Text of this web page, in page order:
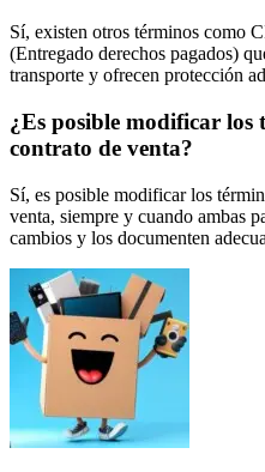
Sí, existen otros términos como
(Entregado derechos pagados)
transporte y ofrecen protección
¿Es posible modificar los
contrato de venta?
Sí, es posible modificar los
venta, siempre y cuando ambas
cambios y los documenten